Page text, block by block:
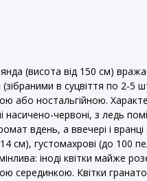
(висота від 150 см)
в суцвіття по 2-5
або ностальгійною.
насичено-червоні, з ледь
вдень, а ввечері і
14 см), густомахрові (до 100
іноді квітки майже
серединкою. Квітки